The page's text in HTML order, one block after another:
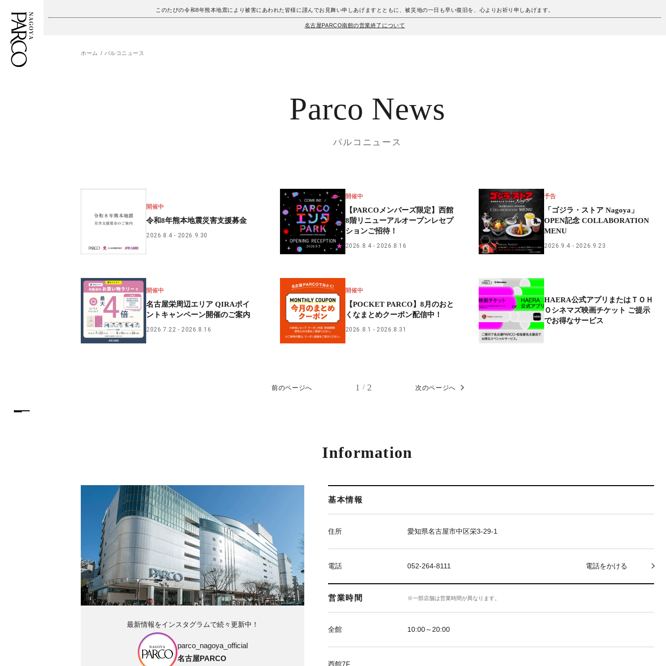
このたびの令和8年熊本地震により被害にあわれた皆様に謹んでお見舞い申しあげますとともに、被災地の一日も早い復旧を、心よりお祈り申しあげます。
名古屋PARCO南館の営業終了について
PARCOメンバーズ
ホーム パルコニュース
Parco News
パルコニュース
開催中
令和8年熊本地震災害支援募金
2026.8.4 2026.9.30
開催中
【PARCOメンバーズ限定】西館
8階リニューアルオープンレセプ
ションご招待！
2026.8.4 2026.8.16
予告
「ゴジラ・ストア Nagoya」
OPEN記念 COLLABORATION
MENU
2026.9.4 2026.9.23
開催中
名古屋栄周辺エリア QIRAポイ
ントキャンペーン開催のご案内
2026.7.22 2026.8.16
開催中
【POCKET PARCO】8月のおと
くなまとめクーポン配信中！
2026.8.1 2026.8.31
HAERA公式アプリまたはＴＯＨ
Ｏシネマズ映画チケット ご提示
でお得なサービス
前のページへ 1 / 2 次のページへ
Information
基本情報
住所 愛知県名古屋市中区栄3-29-1
電話 052-264-8111 電話をかける
営業時間 ※一部店舗は営業時間が異なります。
全館 10:00～20:00
西館7F
最新情報をインスタグラムで続々更新中！
parco_nagoya_official
名古屋PARCO